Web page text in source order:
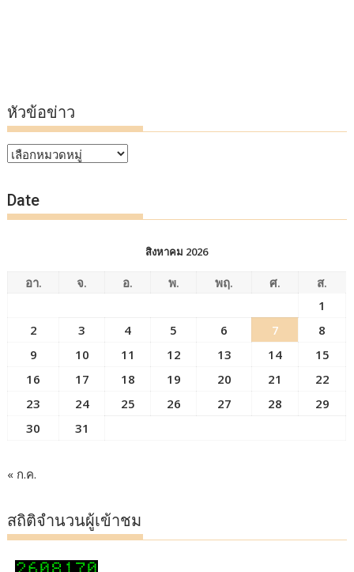
หัวข้อข่าว
หัวข้อ
Date
สิงหาคม 2026
อา. จ. อ. พ. พฤ. ศ.
ส.
1
2
3 4 5 6 7
8
9
10 11 12 13 14
15
16
17 18 19 20 21
22
23
24 25 26 27 28
29
30
31
« ก.ค.
สถิติจำนวนผู้เข้าชม